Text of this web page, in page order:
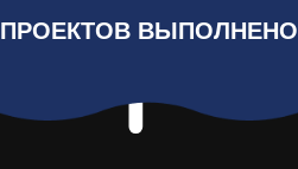
ПРОЕКТОВ ВЫПОЛНЕНО